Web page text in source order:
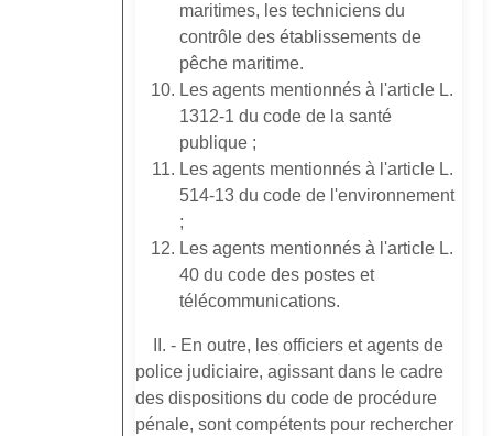
maritimes, les techniciens du
contrôle des établissements de
pêche maritime.
Les agents mentionnés à l'article L.
1312-1 du code de la santé
publique ;
Les agents mentionnés à l'article L.
514-13 du code de l'environnement
;
Les agents mentionnés à l'article L.
40 du code des postes et
télécommunications.
II. - En outre, les officiers et agents de
police judiciaire, agissant dans le cadre
des dispositions du code de procédure
pénale, sont compétents pour rechercher